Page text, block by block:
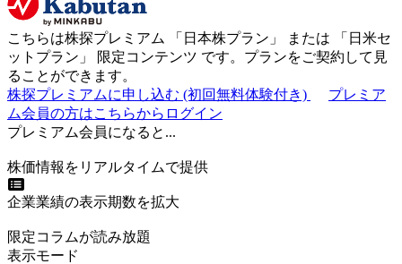
こちらは株探プレミアム 「 日本株プラン 」 または 「 日米セ
ットプラン 」 限定コンテンツ です。プランをご契約して見
ることができます。
株探プレミアムに申し込む (初回無料体験付き)
プレミア
ム会員の方はこちらからログイン
プレミアム会員になると...
株価情報をリアルタイムで提供
企業業績の表示期数を拡大
限定コラムが読み放題
表示モード